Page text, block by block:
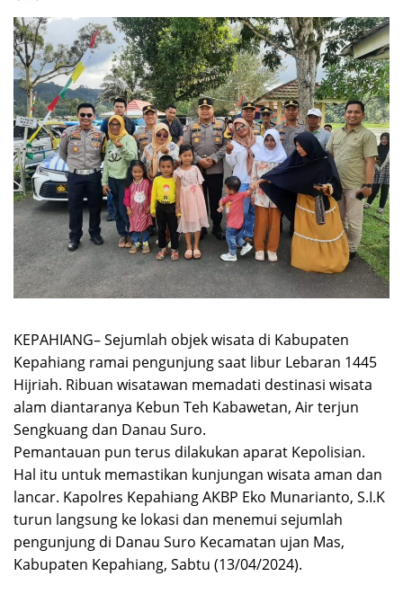
KEPAHIANG– Sejumlah objek wisata di Kabupaten
Kepahiang ramai pengunjung saat libur Lebaran 1445
Hijriah. Ribuan wisatawan memadati destinasi wisata
alam diantaranya Kebun Teh Kabawetan, Air terjun
Sengkuang dan Danau Suro.
Pemantauan pun terus dilakukan aparat Kepolisian.
Hal itu untuk memastikan kunjungan wisata aman dan
lancar. Kapolres Kepahiang AKBP Eko Munarianto, S.I.K
turun langsung ke lokasi dan menemui sejumlah
pengunjung di Danau Suro Kecamatan ujan Mas,
Kabupaten Kepahiang, Sabtu (13/04/2024).